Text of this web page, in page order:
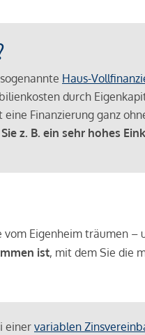
Haus-
durch
Finanzierung ganz
z. B. ein sehr hohes
Eigenheim träumen –
ist, mit dem Sie die
einer variablen